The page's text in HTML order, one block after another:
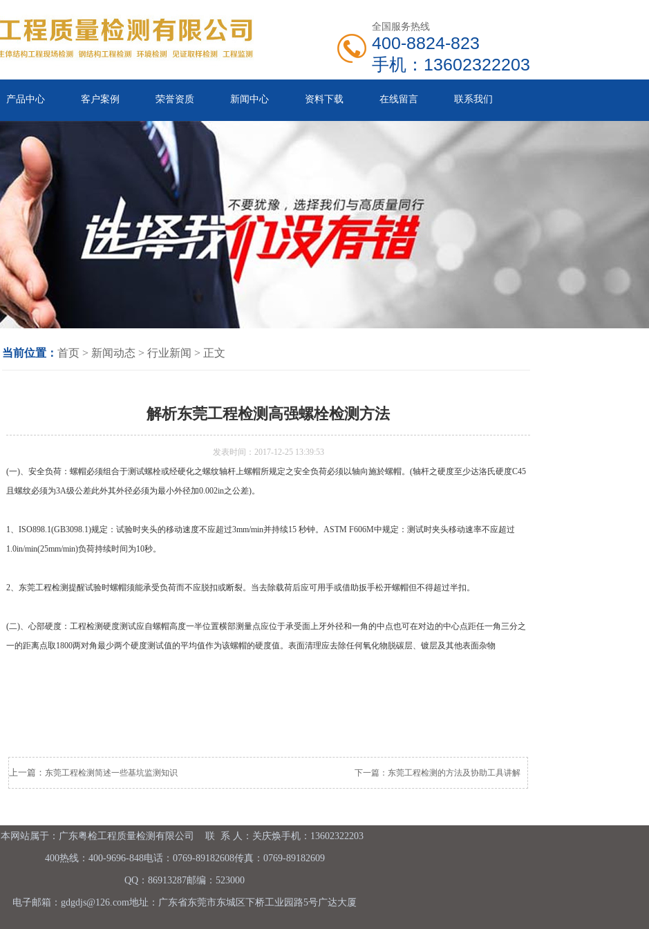
全国服务热线
400-8824-823
手机：13602322203
产品中心 客户案例 荣誉资质 新闻中心 资料下载 在线留言 联系我们
当前位置： 首页 > 新闻动态 > 行业新闻 > 正文
解析东莞工程检测高强螺栓检测方法
发表时间：2017-12-25 13:39:53
(一)、安全负荷：螺帽必须组合于测试螺栓或经硬化之螺纹轴杆上螺帽所规定之安全负荷必须以轴向施於螺帽。(轴杆之硬度至少达洛氏硬度C45
且螺纹必须为3A级公差此外其外径必须为最小外径加0.002in之公差)。
1、ISO898.1(GB3098.1)规定：试验时夹头的移动速度不应超过3mm/min并持续15 秒钟。ASTM F606M中规定：测试时夹头移动速率不应超过
1.0in/min(25mm/min)负荷持续时间为10秒。
2、东莞工程检测提醒试验时螺帽须能承受负荷而不应脱扣或断裂。当去除载荷后应可用手或借助扳手松开螺帽但不得超过半扣。
(二)、心部硬度：工程检测硬度测试应自螺帽高度一半位置横部测量点应位于承受面上牙外径和一角的中点也可在对边的中心点距任一角三分之
一的距离点取1800两对角最少两个硬度测试值的平均值作为该螺帽的硬度值。表面清理应去除任何氧化物脱碳层、镀层及其他表面杂物
上一篇： 东莞工程检测简述一些基坑监测知识 下一篇：东莞工程检测的方法及协助工具讲解
本网站属于：广东粤检工程质量检测有限公司 联 系 人：关庆焕手机：13602322203
400热线：400-9696-848电话：0769-89182608传真：0769-89182609
QQ：86913287邮编：523000
电子邮箱：gdgdjs@126.com地址：广东省东莞市东城区下桥工业园路5号广达大厦